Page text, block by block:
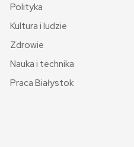
Polityka
Kultura i ludzie
Zdrowie
Nauka i technika
Praca Białystok